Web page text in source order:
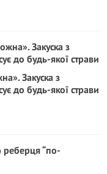
Закуска з
до будь-якої страви